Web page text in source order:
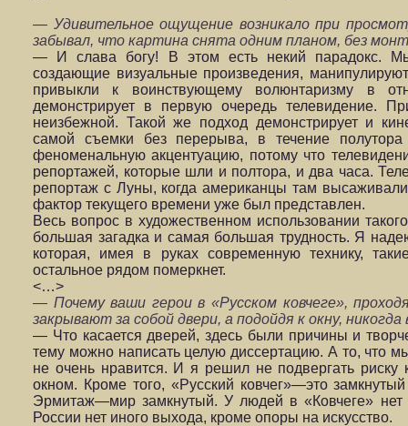
— Удивительное ощущение возникало при
забывал, что картина снята одним планом, без
— И слава богу! В этом есть некий парадокс.
создающие визуальные произведения,
привыкли к воинствующему волюнтаризму в
демонстрирует в первую очередь телевидение.
неизбежной. Такой же подход демонстрирует и
самой съемки без перерыва, в течение
феноменальную акцентуацию, потому что
репортажей, которые шли и полтора, и два часа.
репортаж с Луны, когда американцы там
фактор текущего времени уже был представлен.
Весь вопрос в художественном использовании
большая загадка и самая большая трудность. Я
которая, имея в руках современную технику,
остальное рядом померкнет.
<…>
— Почему ваши герои в «Русском ковчеге»,
закрывают за собой двери, а подойдя к окну,
— Что касается дверей, здесь были причины и
тему можно написать целую диссертацию. А то, что
не очень нравится. И я решил не подвергать риску
окном. Кроме того, «Русский ковчег»—это
Эрмитаж—мир замкнутый. У людей в «Ковчеге» нет
России нет иного выхода, кроме опоры на искусство.